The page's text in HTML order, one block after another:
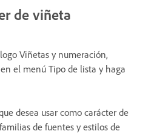
de viñeta
Viñetas y numeración,
el menú Tipo de lista y haga
desea usar como carácter de
de fuentes y estilos de